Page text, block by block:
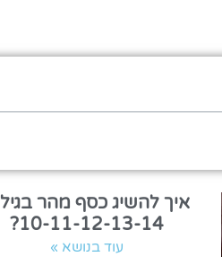
איך להשיג כסף מהר
10-11-12-13-14?
עוד בנושא »